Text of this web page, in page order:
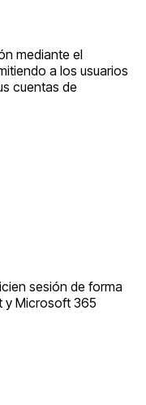
mediante el
a los usuarios
cuentas de
sesión de forma
y Microsoft 365